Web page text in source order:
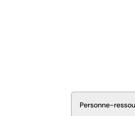
Personne-ressou